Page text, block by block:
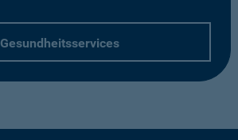
Gesundheitsservices